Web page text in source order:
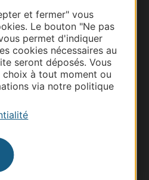
et fermer" vous
Le bouton "Ne pas
permet d'indiquer
cookies nécessaires au
seront déposés. Vous
à tout moment ou
via notre politique